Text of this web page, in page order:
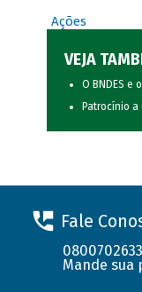
Ações
VEJA
O BNDES e
Patrocínio
Fale
Mande sua